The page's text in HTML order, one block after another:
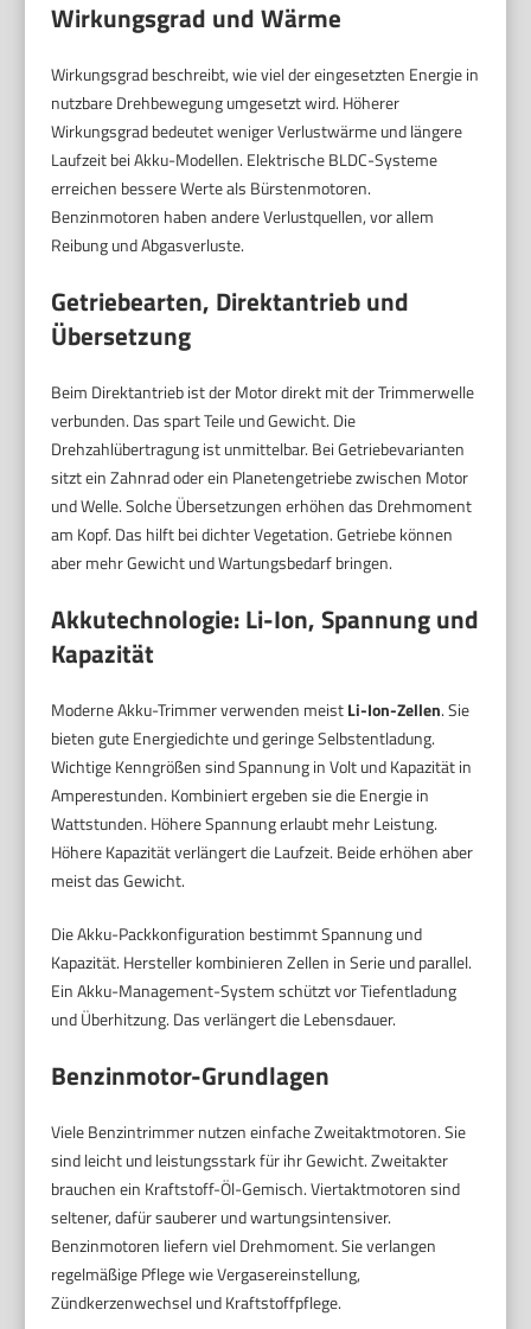
Wirkungsgrad und Wärme
Wirkungsgrad beschreibt, wie viel der eingesetzten Energie in
nutzbare Drehbewegung umgesetzt wird. Höherer
Wirkungsgrad bedeutet weniger Verlustwärme und längere
Laufzeit bei Akku-Modellen. Elektrische BLDC-Systeme
erreichen bessere Werte als Bürstenmotoren.
Benzinmotoren haben andere Verlustquellen, vor allem
Reibung und Abgasverluste.
Getriebearten, Direktantrieb und
Übersetzung
Beim Direktantrieb ist der Motor direkt mit der Trimmerwelle
verbunden. Das spart Teile und Gewicht. Die
Drehzahlübertragung ist unmittelbar. Bei Getriebevarianten
sitzt ein Zahnrad oder ein Planetengetriebe zwischen Motor
und Welle. Solche Übersetzungen erhöhen das Drehmoment
am Kopf. Das hilft bei dichter Vegetation. Getriebe können
aber mehr Gewicht und Wartungsbedarf bringen.
Akkutechnologie: Li-Ion, Spannung und
Kapazität
Moderne Akku-Trimmer verwenden meistLi-Ion-Zellen. Sie
bieten gute Energiedichte und geringe Selbstentladung.
Wichtige Kenngrößen sind Spannung in Volt und Kapazität in
Amperestunden. Kombiniert ergeben sie die Energie in
Wattstunden. Höhere Spannung erlaubt mehr Leistung.
Höhere Kapazität verlängert die Laufzeit. Beide erhöhen aber
meist das Gewicht.
Die Akku-Packkonfiguration bestimmt Spannung und
Kapazität. Hersteller kombinieren Zellen in Serie und parallel.
Ein Akku-Management-System schützt vor Tiefentladung
und Überhitzung. Das verlängert die Lebensdauer.
Benzinmotor-Grundlagen
Viele Benzintrimmer nutzen einfache Zweitaktmotoren. Sie
sind leicht und leistungsstark für ihr Gewicht. Zweitakter
brauchen ein Kraftstoff-Öl-Gemisch. Viertaktmotoren sind
seltener, dafür sauberer und wartungsintensiver.
Benzinmotoren liefern viel Drehmoment. Sie verlangen
regelmäßige Pflege wie Vergasereinstellung,
Zündkerzenwechsel und Kraftstoffpflege.